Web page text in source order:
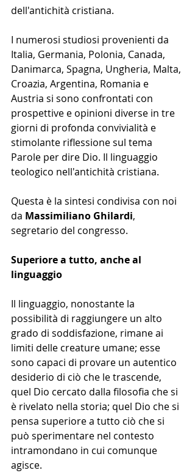
dell'antichità cristiana.
I numerosi studiosi provenienti da
Italia, Germania, Polonia, Canada,
Danimarca, Spagna, Ungheria, Malta,
Croazia, Argentina, Romania e
Austria si sono confrontati con
prospettive e opinioni diverse in tre
giorni di profonda convivialità e
stimolante riflessione sul tema
Parole per dire Dio. Il linguaggio
teologico nell'antichità cristiana.
Questa è la sintesi condivisa con noi
da Massimiliano Ghilardi,
segretario del congresso.
Superiore a tutto, anche al
linguaggio
Il linguaggio, nonostante la
possibilità di raggiungere un alto
grado di soddisfazione, rimane ai
limiti delle creature umane; esse
sono capaci di provare un autentico
desiderio di ciò che le trascende,
quel Dio cercato dalla filosofia che si
è rivelato nella storia; quel Dio che si
pensa superiore a tutto ciò che si
può sperimentare nel contesto
intramondano in cui comunque
agisce.